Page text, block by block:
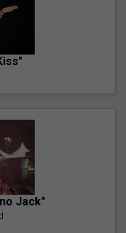
Jack"